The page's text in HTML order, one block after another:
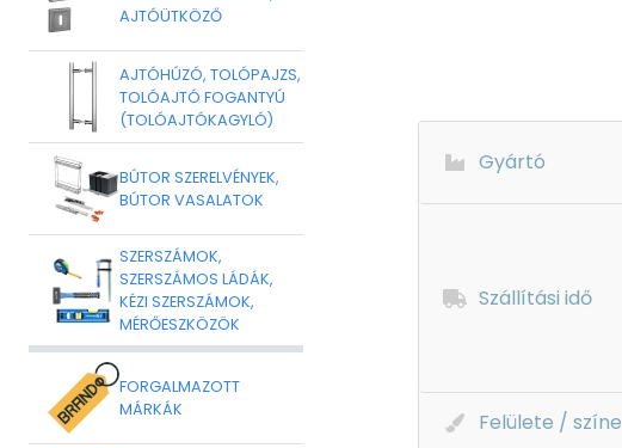
AJTÓÜTKÖZŐ
AJTÓHÚZÓ, TOLÓPAJZS,
TOLÓAJTÓ FOGANTYÚ
(TOLÓAJTÓKAGYLÓ)
BÚTOR SZERELVÉNYEK,
BÚTOR VASALATOK
SZERSZÁMOK,
SZERSZÁMOS LÁDÁK,
KÉZI SZERSZÁMOK,
MÉRŐESZKÖZÖK
FORGALMAZOTT
MÁRKÁK
Gyártó
Szállítási idő
Felülete / színe